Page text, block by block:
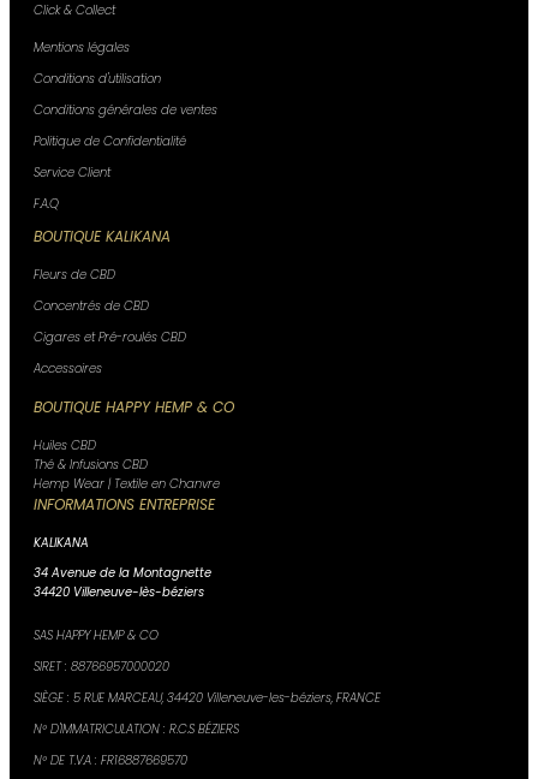
Click & Collect
Mentions légales
Conditions d'utilisation
Conditions générales de ventes
Politique de Confidentialité
Service Client
F.A.Q
BOUTIQUE KALIKANA
Fleurs de CBD
Concentrés de CBD
Cigares et Pré-roulés CBD
Accessoires
BOUTIQUE HAPPY HEMP & CO
Huiles CBD
Thé & Infusions CBD
Hemp Wear | Textile en Chanvre
INFORMATIONS ENTREPRISE
KALIKANA
34 Avenue de la Montagnette
34420 Villeneuve-lès-béziers
SAS HAPPY HEMP & CO
SIRET : 88766957000020
SIÈGE : 5 RUE MARCEAU, 34420 Villeneuve-les-béziers, FRANCE
N° D'IMMATRICULATION : R.C.S BÉZIERS
N° DE T.V.A : FR16887669570